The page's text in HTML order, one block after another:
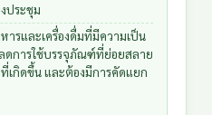
ประชุม
ารและเครื่องดื่มที่มีความเป็น
ดการใช้บรรจุภัณฑ์ที่ย่อยสลาย
เกิดขึ้น และต้องมีการคัดแยก